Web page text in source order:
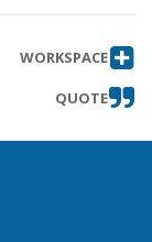
WORKSPACE
QUOTE